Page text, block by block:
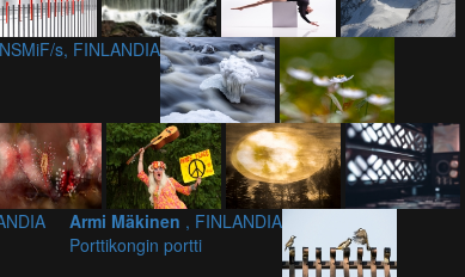
s, FINLANDIA
Armi Mäkinen , FINLANDIA
Porttikongin portti